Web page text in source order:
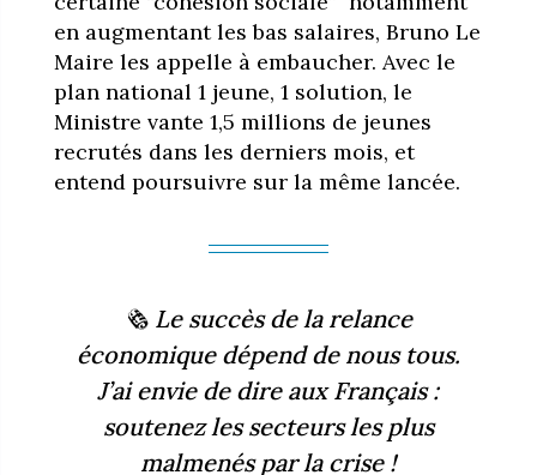
en augmentant les bas salaires, Bruno Le
Maire les appelle à embaucher. Avec le
plan national 1 jeune, 1 solution, le
Ministre vante 1,5 millions de jeunes
recrutés dans les derniers mois, et
entend poursuivre sur la même lancée.
🗞 Le succès de la relance
économique dépend de nous tous.
J’ai envie de dire aux Français :
soutenez les secteurs les plus
malmenés par la crise !